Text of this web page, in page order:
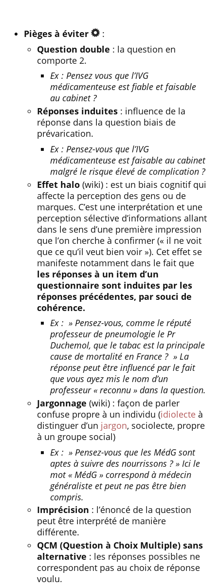
Pièges à éviter
:
Question double : la question en
comporte 2.
Ex : Pensez vous que l’IVG
médicamenteuse est fiable et faisable
au cabinet ?
Réponses induites: influence de la
réponse dans la question biais de
prévarication.
Ex : Pensez-vous que l’IVG
médicamenteuse est faisable au cabinet
malgré le risque élevé de complication ?
Effet halo(wiki) : est un biais cognitif qui
affecte la perception des gens ou de
marques. C’est une interprétation et une
perception sélective d’informations allant
dans le sens d’une première impression
que l’on cherche à confirmer (« il ne voit
que ce qu’il veut bien voir »). Cet effet se
manifeste notamment dans le fait que
les réponses à un item d’un
questionnaire sont induites par les
réponses précédentes, par souci de
cohérence.
Ex : » Pensez-vous, comme le réputé
professeur de pneumologie le Pr
Duchemol, que le tabac est la principale
cause de mortalité en France ? » La
réponse peut être influencé par le fait
que vous ayez mis le nom d’un
professeur « reconnu » dans la question.
Jargonnage (wiki) : façon de parler
confuse propre à un individu (idiolecteà
distinguer d’un jargon, sociolecte, propre
à un groupe social)
Ex : » Pensez-vous que les MédG sont
aptes à suivre des nourrissons ? » Ici le
mot « MédG » correspond à médecin
généraliste et peut ne pas être bien
compris.
Imprécision : l’énoncé de la question
peut être interprété de manière
différente.
QCM (Question à Choix Multiple) sans
alternative : les réponses possibles ne
correspondent pas au choix de réponse
voulu.